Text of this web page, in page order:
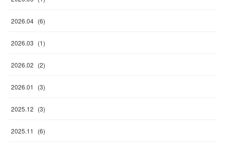
2026.04 (6)
2026.03 (1)
2026.02 (2)
2026.01 (3)
2025.12 (3)
2025.11 (6)